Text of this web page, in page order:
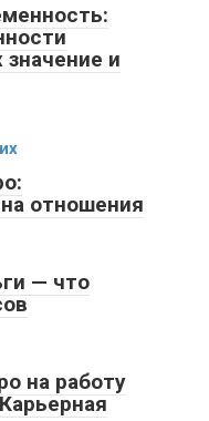
значение и
отношения
— что
на работу